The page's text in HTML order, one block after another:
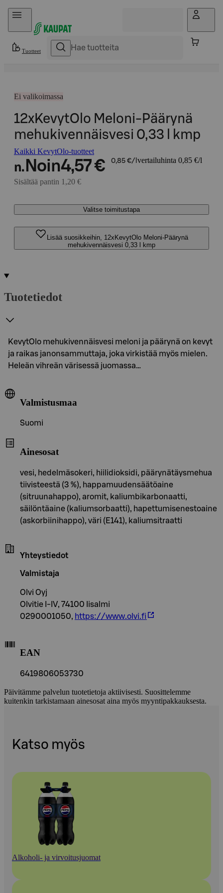
Hyppää sisältöön
Tuotteet
Ei valikoimassa
12xKevytOlo Meloni-Päärynä
mehukivennäisvesi 0,33 l kmp
Kaikki KevytOlo-tuotteet
n. Noin4,57 € 0,85 €/l vertailuhinta 0,85 €/l
Sisältää pantin 1,20 €
Valitse toimitustapa
Lisää suosikkeihin, 12xKevytOlo Meloni-Päärynä
mehukivennäisvesi 0,33 l kmp
Tuotetiedot
KevytOlo mehukivennäisvesi meloni ja päärynä on kevyt
ja raikas janonsammuttaja, joka virkistää myös mielen.
Heleän vihreän värisessä juomassa…
Valmistusmaa
Suomi
Ainesosat
vesi, hedelmäsokeri, hiilidioksidi, päärynätäysmehua
tiivisteestä (3 %), happamuudensäätöaine
(sitruunahappo), aromit, kaliumbikarbonaatti,
säilöntäaine (kaliumsorbaatti), hapettumisenestoaine
(askorbiinihappo), väri (E141), kaliumsitraatti
Yhteystiedot
Valmistaja
Olvi Oyj
Olvitie I-IV, 74100 Iisalmi
0290001050, https://www.olvi.fi
EAN
6419806053730
Päivitämme palvelun tuotetietoja aktiivisesti. Suosittelemme
kuitenkin tarkistamaan ainesosat aina myös myyntipakkauksesta.
Katso myös
Alkoholi- ja virvoitusjuomat